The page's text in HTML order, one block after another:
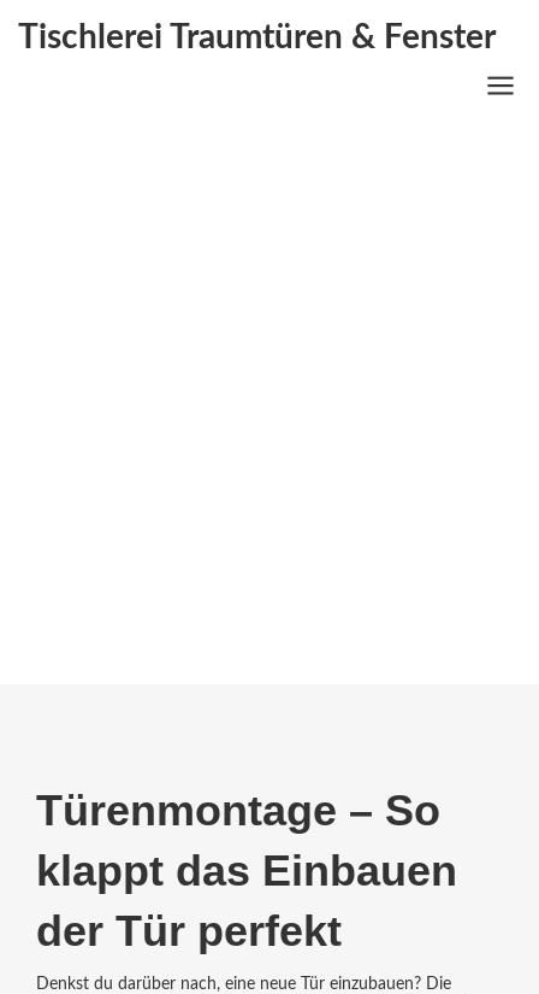
Tischlerei Traumtüren & Fenster
Türenmontage – So
klappt das Einbauen
der Tür perfekt
Denkst du darüber nach, eine neue Tür einzubauen? Die